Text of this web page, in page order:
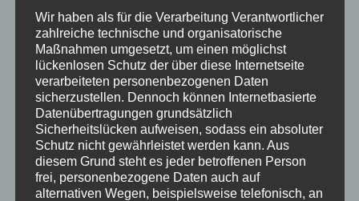
Your email:
KATEGORIEN
Wir haben als für die Verarbeitung Verantwortlicher
zahlreiche technische und organisatorische
Maßnahmen umgesetzt, um einen möglichst
lückenlosen Schutz der über diese Internetseite
verarbeiteten personenbezogenen Daten
sicherzustellen. Dennoch können Internetbasierte
Datenübertragungen grundsätzlich
Sicherheitslücken aufweisen, sodass ein absoluter
Schutz nicht gewährleistet werden kann. Aus
diesem Grund steht es jeder betroffenen Person
frei, personenbezogene Daten auch auf
alternativen Wegen, beispielsweise telefonisch, an